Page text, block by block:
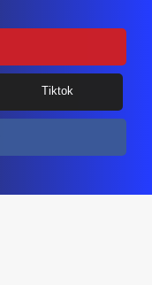
Tiktok